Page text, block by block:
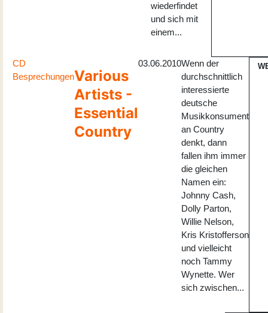
wiederfindet
und sich mit
einem...
CD
BesprechungenVarious
Artists -
Essential
Country
03.06.2010Wenn der
durchschnittlich
interessierte
deutsche
Musikkonsument
an Country
denkt, dann
fallen ihm immer
die gleichen
Namen ein:
Johnny Cash,
Dolly Parton,
Willie Nelson,
Kris Kristofferson
und vielleicht
noch Tammy
Wynette. Wer
sich zwischen...